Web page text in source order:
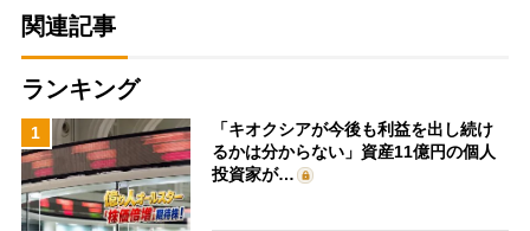
関連記事
ランキング
1
「キオクシアが今後も利益を出し続け
るかは分からない」資産11億円の個人
投資家が…